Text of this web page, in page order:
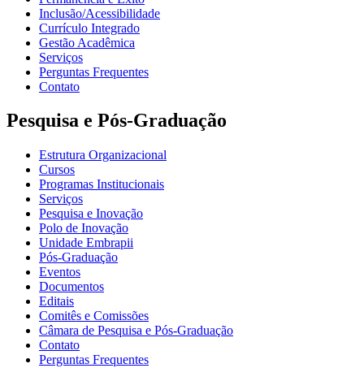
Inclusão/Acessibilidade
Currículo Integrado
Gestão Acadêmica
Serviços
Perguntas Frequentes
Contato
Pesquisa e Pós-Graduação
Estrutura Organizacional
Cursos
Programas Institucionais
Serviços
Pesquisa e Inovação
Polo de Inovação
Unidade Embrapii
Pós-Graduação
Eventos
Documentos
Editais
Comitês e Comissões
Câmara de Pesquisa e Pós-Graduação
Contato
Perguntas Frequentes